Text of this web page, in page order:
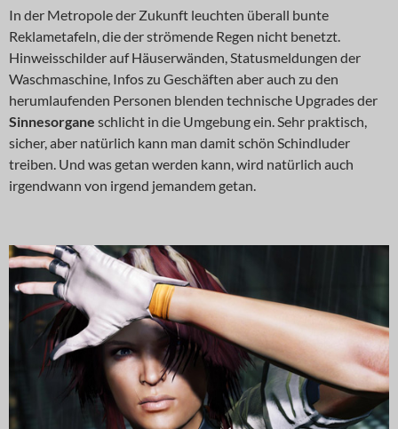
In der Metropole der Zukunft leuchten überall bunte
Reklametafeln, die der strömende Regen nicht benetzt.
Hinweisschilder auf Häuserwänden, Statusmeldungen der
Waschmaschine, Infos zu Geschäften aber auch zu den
herumlaufenden Personen blenden technische Upgrades der
Sinnesorgane schlicht in die Umgebung ein. Sehr praktisch,
sicher, aber natürlich kann man damit schön Schindluder
treiben. Und was getan werden kann, wird natürlich auch
irgendwann von irgend jemandem getan.